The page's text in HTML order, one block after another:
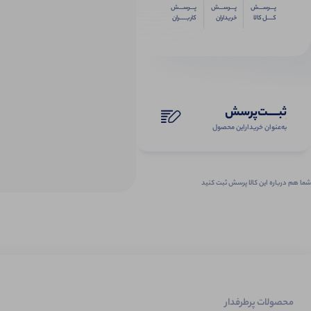
پـــرســـش
کــــل کالا
پـــرســـش
خریداران
پـــرســـش
کاربـــــران
ثبـــــت‌پرسش
به‌عنوان ‌خریدار‌این‌ محصول
شما هم درباره این کالا پرسش ثبت کنید
محصولات پرطرفدار